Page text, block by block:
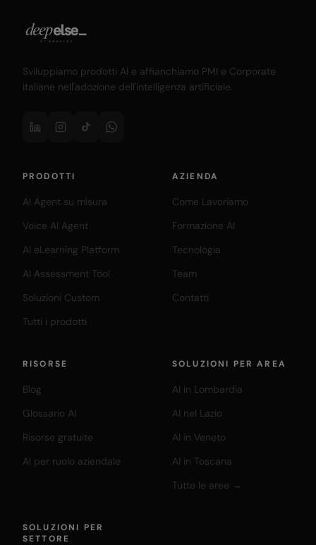
Sviluppiamo prodotti AI e affianchiamo PMI e Corporate
italiane nell'adozione dell'intelligenza artificiale.
PRODOTTI
AI Agent su misura
Voice AI Agent
AI eLearning Platform
AI Assessment Tool
Soluzioni Custom
Tutti i prodotti
AZIENDA
Come Lavoriamo
Formazione AI
Tecnologia
Team
Contatti
RISORSE
Blog
Glossario AI
Risorse gratuite
AI per ruolo aziendale
SOLUZIONI PER AREA
AI in Lombardia
AI nel Lazio
AI in Veneto
AI in Toscana
Tutte le aree →
SOLUZIONI PER
SETTORE